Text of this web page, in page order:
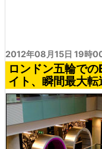
2012年08月15日 19時
ロンドン五輪で
イト、瞬間最大